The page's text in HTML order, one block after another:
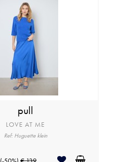
pull
LOVE AT ME
Ref: Huguette klein